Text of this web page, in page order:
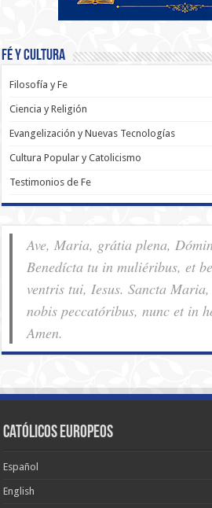
Fé y Cultura
Filosofía y Fe
Ciencia y Religión
Evangelización y Nuevas Tecnologías
Cultura Popular y Catolicismo
Testimonios de Fe
Ave, Maria, grátia plena,
Benedícta tu in muliéribus, et
ventris tui, Iesus. Sancta
nobis pec­ca­tóribus, nunc et in
Amen.
Católicos Europeos
Español
English